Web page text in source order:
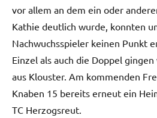
vor allem an dem ein oder
Kathie deutlich wurde, konnten
Nachwuchsspieler keinen Punkt
Einzel als auch die Doppel
aus Klouster. Am kommenden
Knaben 15 bereits erneut ein
TC Herzogsreut.